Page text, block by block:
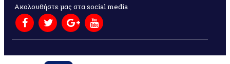
Ακολουθήστε μας στα social media